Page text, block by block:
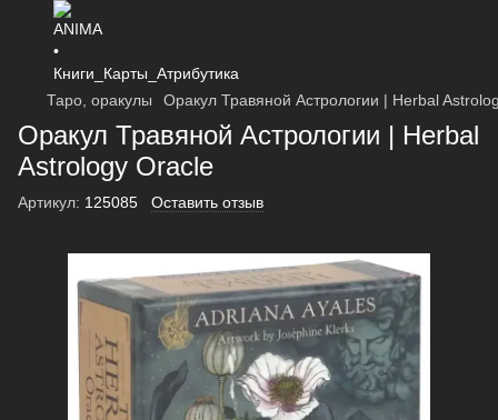
Таро, оракулы Оракул Травяной Астрологии | Herbal
Оракул Травяной Астрологии | Herbal
Astrology Oracle
Артикул: 125085 Оставить отзыв